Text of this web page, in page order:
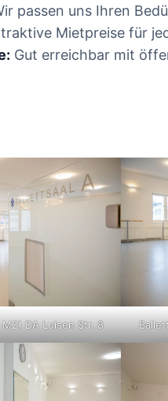
passen uns Ihren
Mietpreise für
Gut erreichbar mit
DA Luisen Str. 8